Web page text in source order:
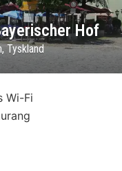
Hof
Tyskland
Wi-Fi